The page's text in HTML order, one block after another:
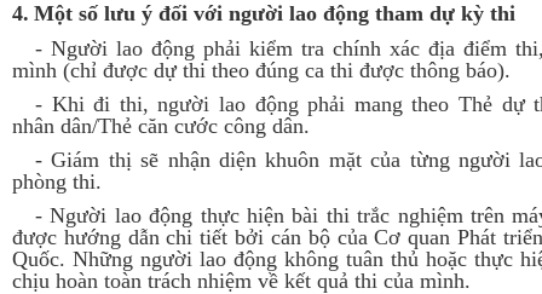
4. Một số lưu ý đối với người lao động tham dự kỳ thi
- Người lao động phải kiểm tra chính xác địa điểm
mình (chỉ được dự thi theo đúng ca thi được thông báo).
- Khi đi thi, người lao động phải mang theo Thẻ dự
nhân dân/Thẻ căn cước công dân.
-Giám thị sẽ nhận diện khuôn mặt của từng người
phòng thi.
-Người lao động thực hiện bài thi trắc nghiệm trên
được hướng dẫn chi tiết bởi cán bộ của Cơ quan Phát
Quốc. Những người lao động không tuân thủ hoặc thực
chịu hoàn toàn trách nhiệm về kết quả thi của mình.